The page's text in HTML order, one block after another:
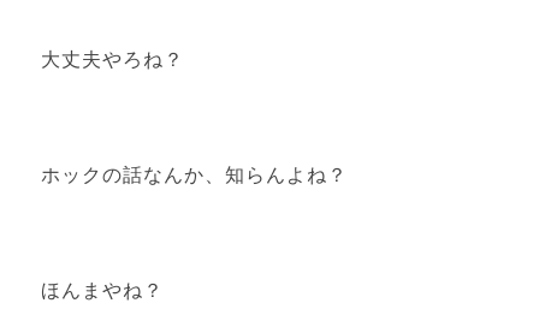
大丈夫やろね？
ホックの話なんか、知らんよね？
ほんまやね？